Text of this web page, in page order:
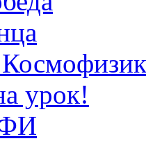
урок!